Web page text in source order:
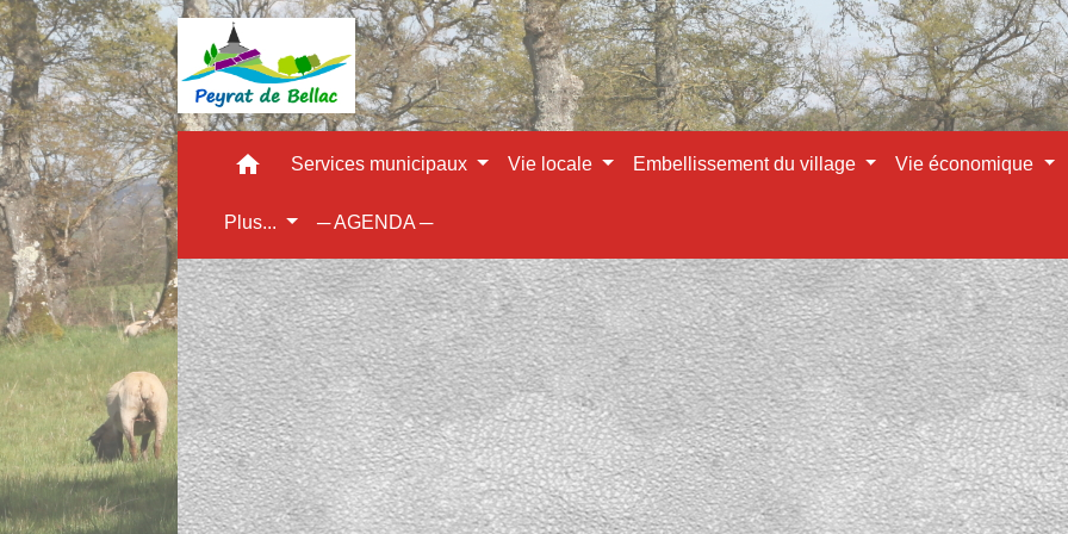
home Services municipaux Vie locale Embellissement du village Vie économique
Plus... ─ AGENDA ─